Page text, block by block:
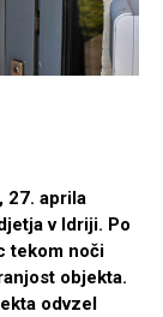
27. aprila
v Idriji. Po
tekom noči
objekta.
odvzel